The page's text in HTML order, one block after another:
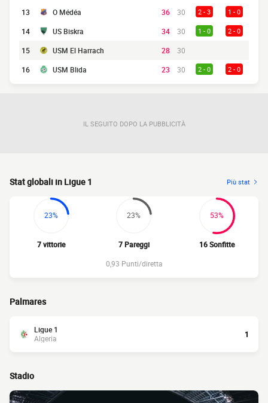
13 O Médéa 36 30 2 - 3 1 - 0
14 US Biskra 34 30 1 - 0 2 - 0
15 USM El Harrach 28
30
16
USM Blida 23 30 2 - 0 2 - 0
IL SEGUITO DOPO LA PUBBLICITÀ
Stat globali in Ligue 1 Più stat
23%
7 vittorie
23%
7 Pareggi
53%
16 Sonfitte
0,93 Punti/diretta
Palmares
Ligue 1
Algeria
1
Stadio